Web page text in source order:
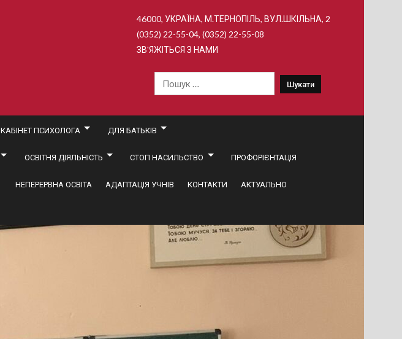
46000, УКРАЇНА, М.ТЕРНОПІЛЬ, ВУЛ.ШКІЛЬНА, 2
(0352) 22-55-04, (0352) 22-55-08
ЗВ'ЯЖІТЬСЯ З НАМИ
КАБІНЕТ ПСИХОЛОГА ДЛЯ БАТЬКІВ
ОСВІТНЯ ДІЯЛЬНІСТЬ СТОП НАСИЛЬСТВО ПРОФОРІЄНТАЦІЯ
НЕПЕРЕРВНА ОСВІТА АДАПТАЦІЯ УЧНІВ КОНТАКТИ АКТУАЛЬНО